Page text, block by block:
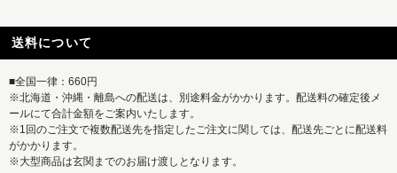
送料について
■全国一律：660円
※北海道・沖縄・離島への配送は、別途料金がかかります。配送料の確定後メ
ールにて合計金額をご案内いたします。
※1回のご注文で複数配送先を指定したご注文に関しては、配送先ごとに配送料
がかかります。
※大型商品は玄関までのお届け渡しとなります。